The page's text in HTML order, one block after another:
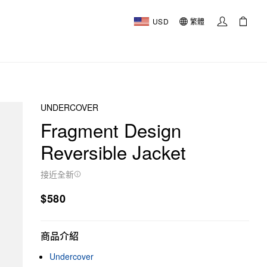
USD 繁體
UNDERCOVER
Fragment Design
Reversible Jacket
接近全新
$580
商品介紹
Undercover